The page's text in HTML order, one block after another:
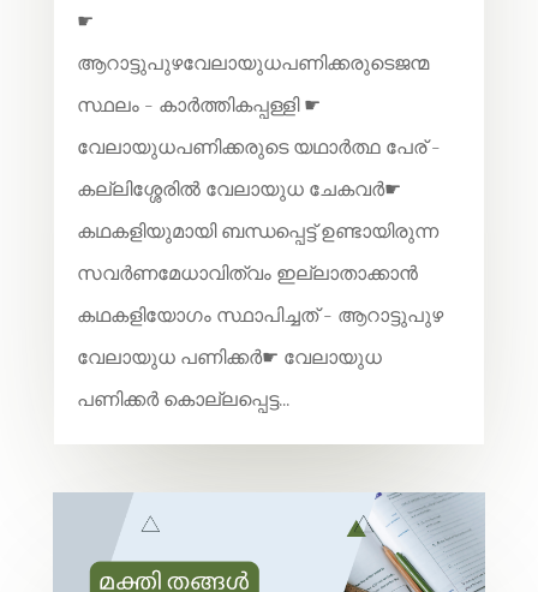
☛
ആറാട്ടുപുഴവേലായുധപണിക്കരുടെജന്മ
സ്ഥലം - കാർത്തികപ്പള്ളി ☛
വേലായുധപണിക്കരുടെ യഥാർത്ഥ പേര് -
കല്ലിശ്ശേരിൽ വേലായുധ ചേകവർ☛
കഥകളിയുമായി ബന്ധപ്പെട്ട് ഉണ്ടായിരുന്ന
സവർണമേധാവിത്വം ഇല്ലാതാക്കാൻ
കഥകളിയോഗം സ്ഥാപിച്ചത് - ആറാട്ടുപുഴ
വേലായുധ പണിക്കർ☛ വേലായുധ
പണിക്കർ കൊല്ലപ്പെട്ട...